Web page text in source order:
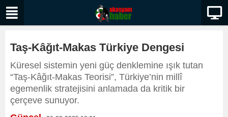
Taş-Kâğıt-Makas Türkiye Dengesi
Küresel sistemin yeni güç denklemine ışık tutan
“Taş-Kâğıt-Makas Teorisi”, Türkiye’nin millî
egemenlik stratejisini anlamada da kritik bir
çerçeve sunuyor.